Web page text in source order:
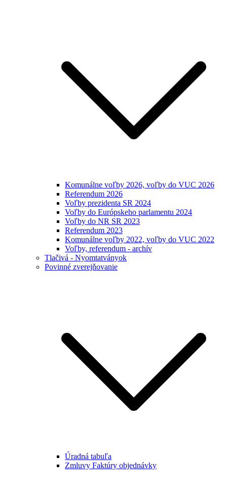
Komunálne voľby 2026, voľby do VUC 2026
Referendum 2026
Voľby prezidenta SR 2024
Voľby do Európskeho parlamentu 2024
Voľby do NR SR 2023
Referendum 2023
Komunálne voľby 2022, voľby do VUC 2022
Voľby, referendum - archív
Tlačivá - Nyomtatványok
Povinné zverejňovanie
Úradná tabuľa
Zmluvy Faktúry objednávky